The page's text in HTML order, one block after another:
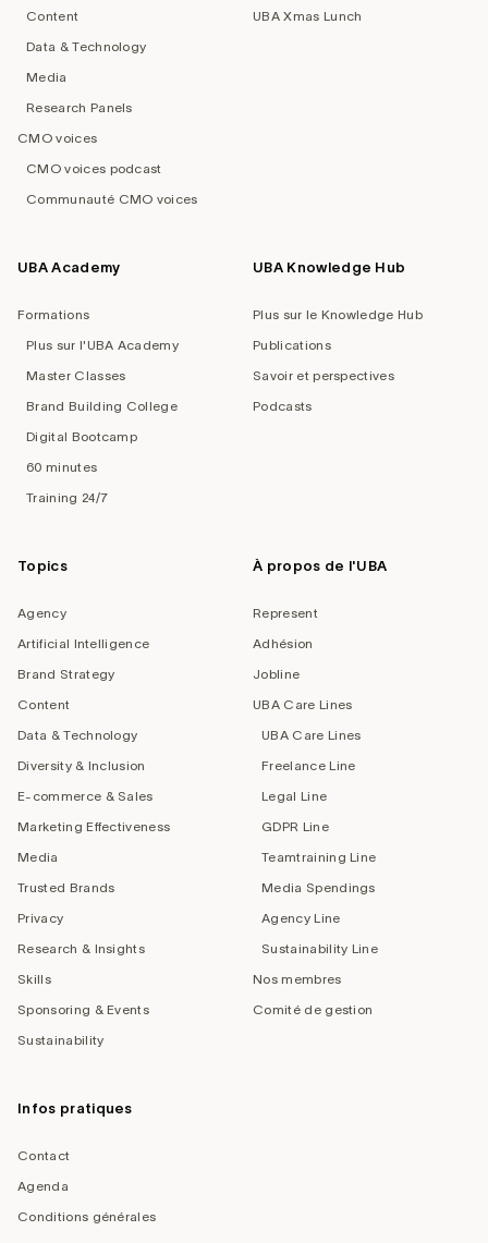
Content
Data & Technology
Media
Research Panels
CMO voices
CMO voices podcast
Communauté CMO voices
UBA Xmas Lunch
UBA Academy
Formations
Plus sur l'UBA Academy
Master Classes
Brand Building College
Digital Bootcamp
60 minutes
Training 24/7
UBA Knowledge Hub
Plus sur le Knowledge Hub
Publications
Savoir et perspectives
Podcasts
Topics
Agency
Artificial Intelligence
Brand Strategy
Content
Data & Technology
Diversity & Inclusion
E-commerce & Sales
Marketing Effectiveness
Media
Trusted Brands
Privacy
Research & Insights
Skills
Sponsoring & Events
Sustainability
À propos de l'UBA
Represent
Adhésion
Jobline
UBA Care Lines
UBA Care Lines
Freelance Line
Legal Line
GDPR Line
Teamtraining Line
Media Spendings
Agency Line
Sustainability Line
Nos membres
Comité de gestion
Infos pratiques
Contact
Agenda
Conditions générales